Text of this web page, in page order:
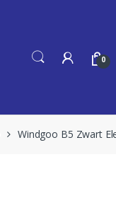
0
Windgoo B5 Zwart